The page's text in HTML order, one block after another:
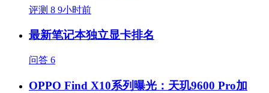
评测 8 9小时前
最新笔记本独立显卡排名
问答 6
OPPO Find X10系列曝光：天玑9600 Pro加